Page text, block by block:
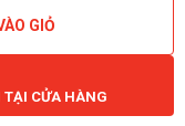
GIỎ
CỬA HÀNG